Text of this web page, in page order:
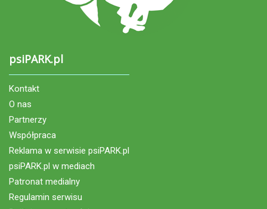
psiPARK.pl
Kontakt
O nas
Partnerzy
Współpraca
Reklama w serwisie psiPARK.pl
psiPARK.pl w mediach
Patronat medialny
Regulamin serwisu